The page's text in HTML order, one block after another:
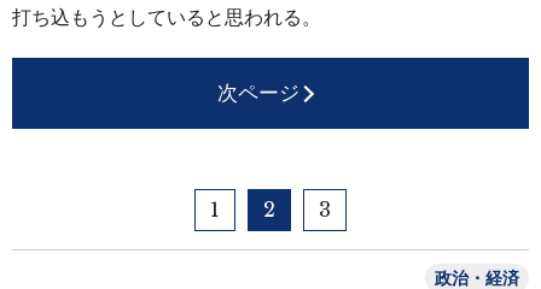
打ち込もうとしていると思われる。
次ページ
1 2 3
政治・経済